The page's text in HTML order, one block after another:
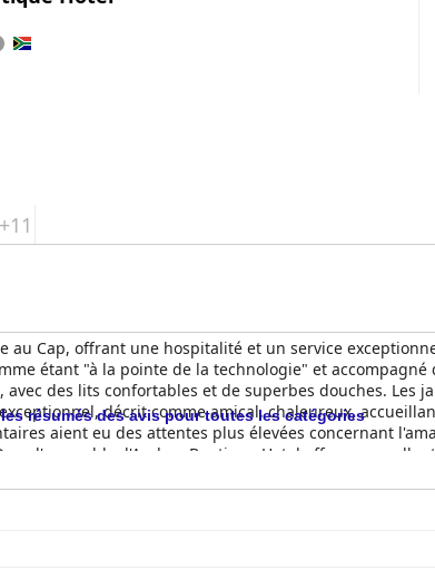
+11
Cap, offrant une hospitalité et un service
étant "à la pointe de la technologie" et accompagné
des lits confortables et de superbes douches. Les
décrit comme amical, chaleureux,
aient eu des attentes plus élevées concernant
l'ensemble, l'Andros Boutique Hotel offre un
ils aient jamais séjourné.
résumés des avis pour toutes les catégories